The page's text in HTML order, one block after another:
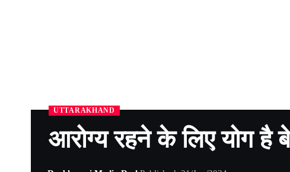
UTTARAKHAND
आरोग्य रहने के लिए योग है